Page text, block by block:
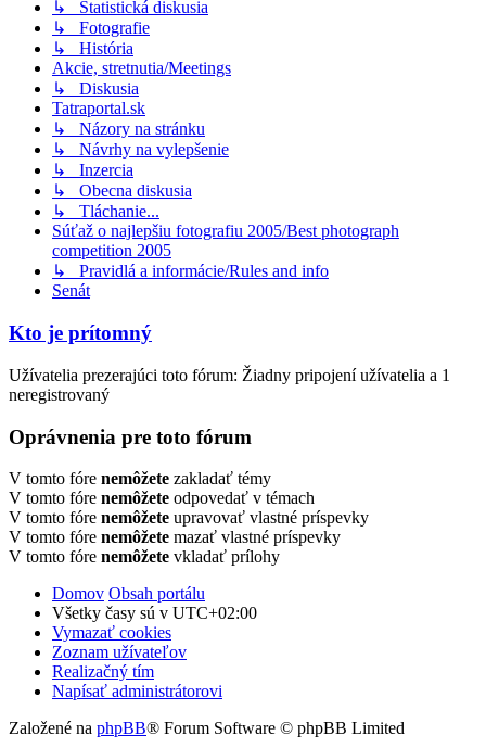
↳ Štatistická diskusia
↳ Fotografie
↳ História
Akcie, stretnutia/Meetings
↳ Diskusia
Tatraportal.sk
↳ Názory na stránku
↳ Návrhy na vylepšenie
↳ Inzercia
↳ Obecna diskusia
↳ Tláchanie...
Súťaž o najlepšiu fotografiu 2005/Best photograph
competition 2005
↳ Pravidlá a informácie/Rules and info
Senát
Kto je prítomný
Užívatelia prezerajúci toto fórum: Žiadny pripojení užívatelia a 1
neregistrovaný
Oprávnenia pre toto fórum
V tomto fóre nemôžete zakladať témy
V tomto fóre nemôžete odpovedať v témach
V tomto fóre nemôžete upravovať vlastné príspevky
V tomto fóre nemôžete mazať vlastné príspevky
V tomto fóre nemôžete vkladať prílohy
Domov Obsah portálu
Všetky časy sú v UTC+02:00
Vymazať cookies
Zoznam užívateľov
Realizačný tím
Napísať administrátorovi
Založené na phpBB® Forum Software © phpBB Limited